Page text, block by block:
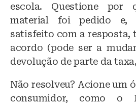
escola. Questione por
material foi pedido e,
satisfeito com a resposta,
acordo (pode ser a
devolução de parte da
Não resolveu? Acione um
consumidor, como o